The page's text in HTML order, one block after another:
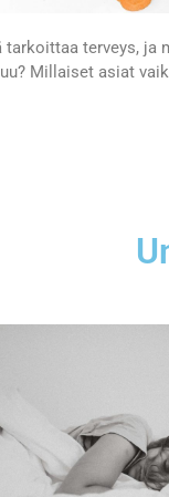
tarkoittaa terveys, ja
Millaiset asiat